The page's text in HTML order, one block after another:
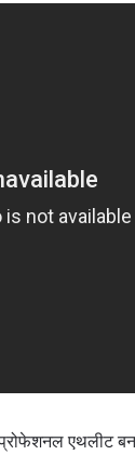
एथलीट